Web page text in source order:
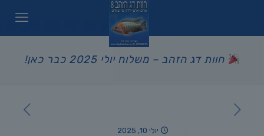
חוות דג הזהב – משלוח יולי 2025 כבר כאן!
יולי 10, 2025